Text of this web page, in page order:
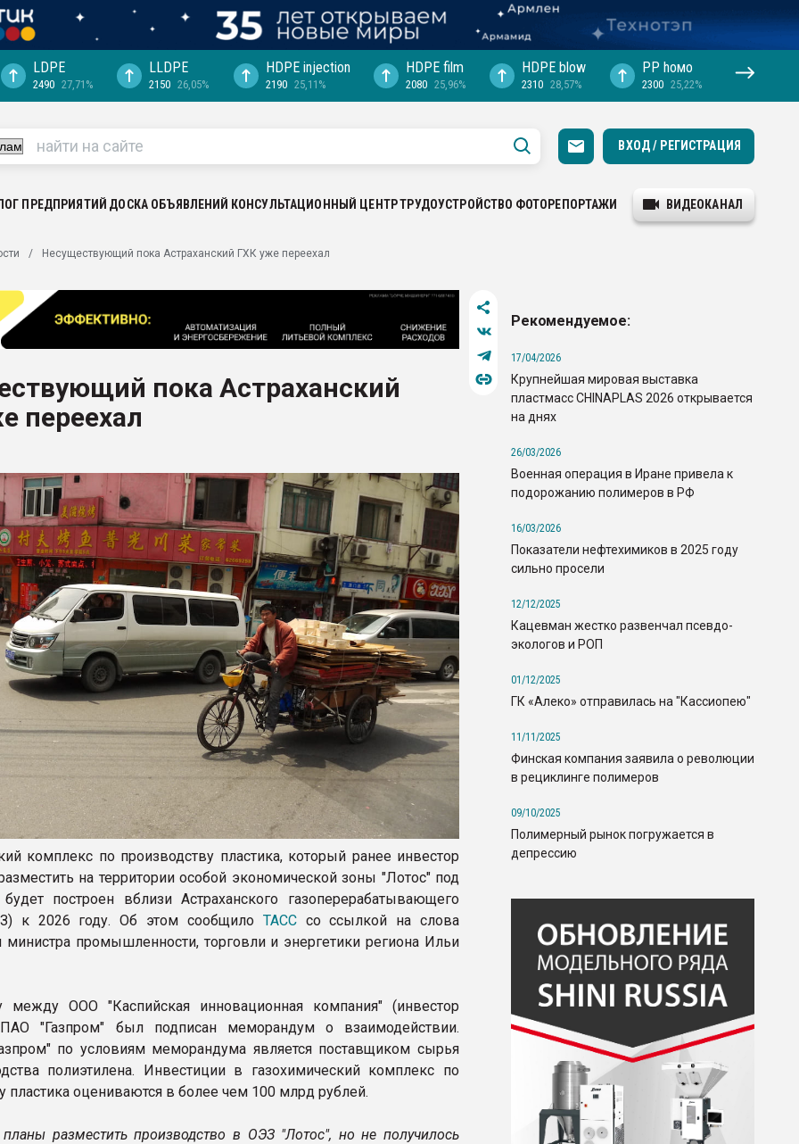
выходит на
рынке
ПЭТ
LDPE
2490 27,71%
LLDPE
2150 26,05%
HDPE injection
2190 25,11%
HDPE film
2080 25,96%
HDPE blow
2310 28,57%
PP hомо
2300 25,22%
ВХОД / РЕГИСТРАЦИЯ
ПРЕДПРИЯТИЙ ДОСКА ОБЪЯВЛЕНИЙ КОНСУЛЬТАЦИОННЫЙ ЦЕНТРТРУДОУСТРОЙСТВО ФОТОРЕПОРТАЖИ ВИДЕОКАНАЛ
Несуществующий пока Астраханский ГХК уже переехал
пока Астраханский
переехал
комплекс по производству пластика, который ранее инвестор
на территории особой экономической зоны "Лотос" под
построен вблизи Астраханского газоперерабатывающего
к 2026 году. Об этом сообщило ТАССсо ссылкой на слова
министра промышленности, торговли и энергетики региона Ильи
между ООО "Каспийская инновационная компания" (инвестор
"Газпром" был подписан меморандум о взаимодействии.
по условиям меморандума является поставщиком сырья
полиэтилена. Инвестиции в газохимический комплекс по
пластика оцениваются в более чем 100 млрд рублей.
разместить производство в ОЭЗ "Лотос", но не получилось
Рекомендуемое:
17/04/2026
Крупнейшая мировая выставка
пластмасс CHINAPLAS 2026 открывается
на днях
26/03/2026
Военная операция в Иране привела к
подорожанию полимеров в РФ
16/03/2026
Показатели нефтехимиков в 2025 году
сильно просели
12/12/2025
Кацевман жестко развенчал псевдо-
экологов и РОП
01/12/2025
ГК «Алеко» отправилась на "Кассиопею"
11/11/2025
Финская компания заявила о революции
в рециклинге полимеров
09/10/2025
Полимерный рынок погружается в
депрессию